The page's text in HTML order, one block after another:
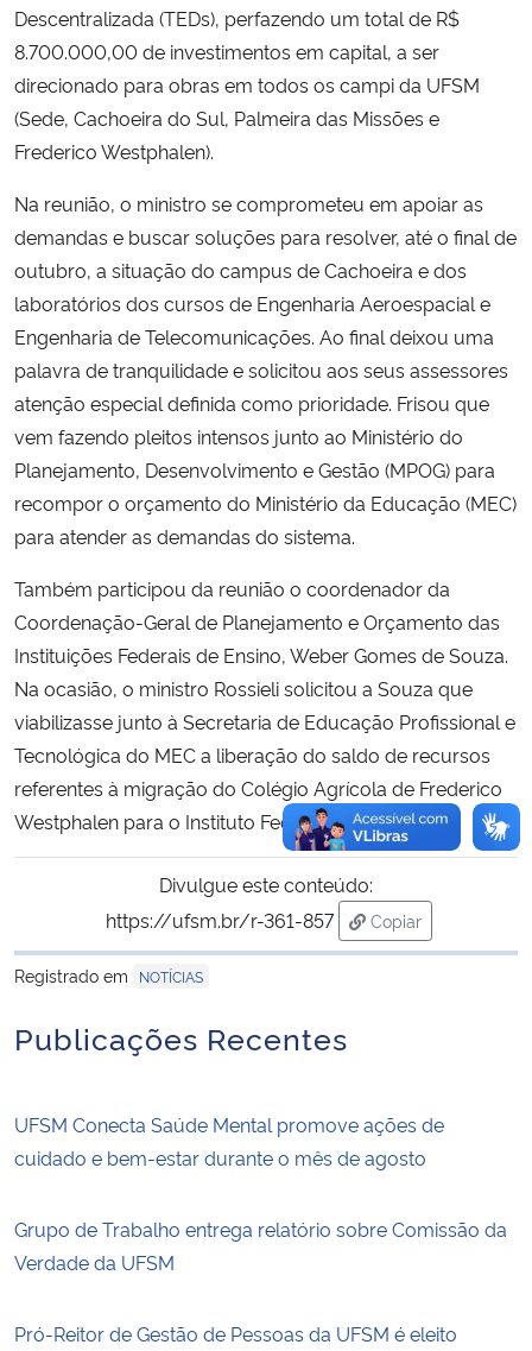
Ministério da Mulher, da Família e dos Direitos Humanos
Secretaria-Geral
Secretaria de Governo
Gabinete de Segurança Institucional
Advocacia-Geral da União
Banco Central do Brasil
Planalto
Descentralizada (TEDs), perfazendo um total de R$
8.700.000,00 de investimentos em capital, a ser
direcionado para obras em todos os campi da UFSM
(Sede, Cachoeira do Sul, Palmeira das Missões e
Frederico Westphalen).
Na reunião, o ministro se comprometeu em apoiar as
demandas e buscar soluções para resolver, até o final de
outubro, a situação do campus de Cachoeira e dos
laboratórios dos cursos de Engenharia Aeroespacial e
Engenharia de Telecomunicações. Ao final deixou uma
palavra de tranquilidade e solicitou aos seus assessores
atenção especial definida como prioridade. Frisou que
vem fazendo pleitos intensos junto ao Ministério do
Planejamento, Desenvolvimento e Gestão (MPOG) para
recompor o orçamento do Ministério da Educação (MEC)
para atender as demandas do sistema.
Também participou da reunião o coordenador da
Coordenação-Geral de Planejamento e Orçamento das
Instituições Federais de Ensino, Weber Gomes de Souza.
Na ocasião, o ministro Rossieli solicitou a Souza que
viabilizasse junto à Secretaria de Educação Profissional e
Tecnológica do MEC a liberação do saldo de recursos
referentes à migração do Colégio Agrícola de Frederico
Westphalen para o Instituto Federal Farroupilha
Divulgue este conteúdo:
https://ufsm.br/r-361-857
Copiar
para área de
Registrado em
NOTÍCIAS
Publicações Recentes
UFSM Conecta Saúde Mental promove ações de
cuidado e bem-estar durante o mês de agosto
Grupo de Trabalho entrega relatório sobre Comissão da
Verdade da UFSM
Pró-Reitor de Gestão de Pessoas da UFSM é eleito